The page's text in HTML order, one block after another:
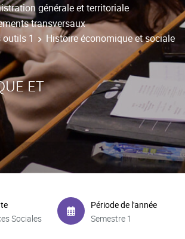
générale et territoriale
transversaux
outils 1
Histoire économique et sociale
ET
Sociales
Période de l'année
Semestre 1